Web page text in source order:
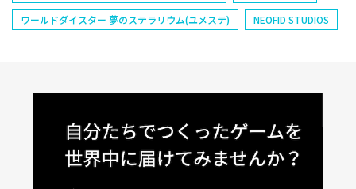
ワールドダイスター 夢のステラリウム(ユメステ)
NEOFID STUDIOS